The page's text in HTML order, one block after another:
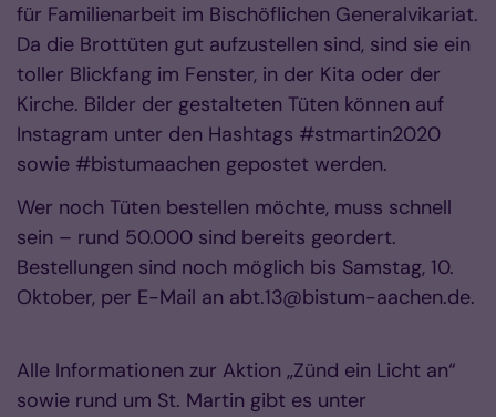
für Familienarbeit im Bischöflichen Generalvikariat.
Da die Brottüten gut aufzustellen sind, sind sie ein
toller Blickfang im Fenster, in der Kita oder der
Kirche. Bilder der gestalteten Tüten können auf
Instagram unter den Hashtags #stmartin2020
sowie #bistumaachen gepostet werden.
Wer noch Tüten bestellen möchte, muss schnell
sein – rund 50.000 sind bereits geordert.
Bestellungen sind noch möglich bis Samstag, 10.
Oktober, per E-Mail an abt.13@bistum-aachen.de.
Alle Informationen zur Aktion „Zünd ein Licht an“
sowie rund um St. Martin gibt es unter